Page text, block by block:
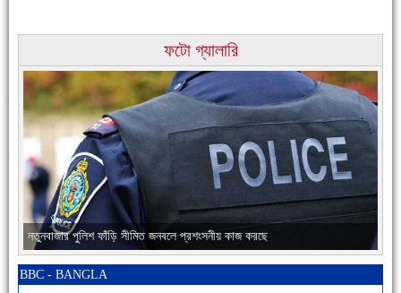
ফটো গ্যালারি
চাঁদপুরের মানুষ তাদের পুরোটা দিয়ে আমাকে আপন করে নিয়েছে
নতুনবাজার পুলিশ ফাঁড়ি সীমিত জনবলে প্রশংসনীয় কাজ করছে
BBC - BANGLA